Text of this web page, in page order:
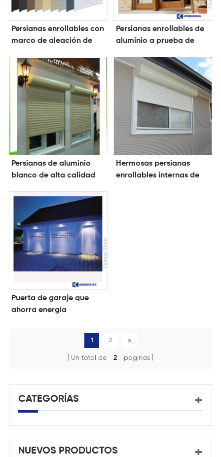
Persianas enrollables con
marco de aleación de
Persianas enrollables de
aluminio a prueba de
Persianas de aluminio
blanco de alta calidad
Hermosas persianas
enrollables internas de
Puerta de garaje que
ahorra energía
1 2
Un total de 2 paginas
CATEGORÍAS
NUEVOS PRODUCTOS